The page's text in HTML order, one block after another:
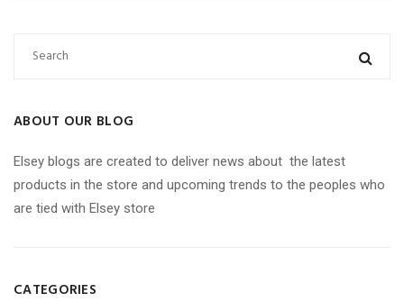
ABOUT OUR BLOG
Elsey blogs are created to deliver news about the latest
products in the store and upcoming trends to the peoples who
are tied with Elsey store
CATEGORIES